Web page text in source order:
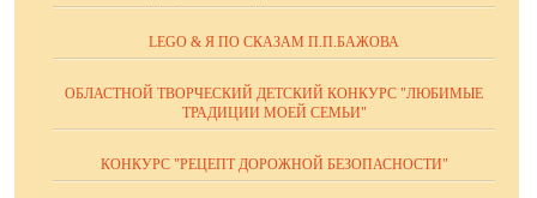
LEGO & Я ПО СКАЗАМ П.П.БАЖОВА
ОБЛАСТНОЙ ТВОРЧЕСКИЙ ДЕТСКИЙ КОНКУРС "ЛЮБИМЫЕ
ТРАДИЦИИ МОЕЙ СЕМЬИ"
КОНКУРС "РЕЦЕПТ ДОРОЖНОЙ БЕЗОПАСНОСТИ"